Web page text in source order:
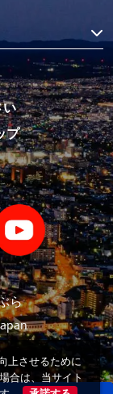
い
プ
ら
上させるために
合は、当サイト